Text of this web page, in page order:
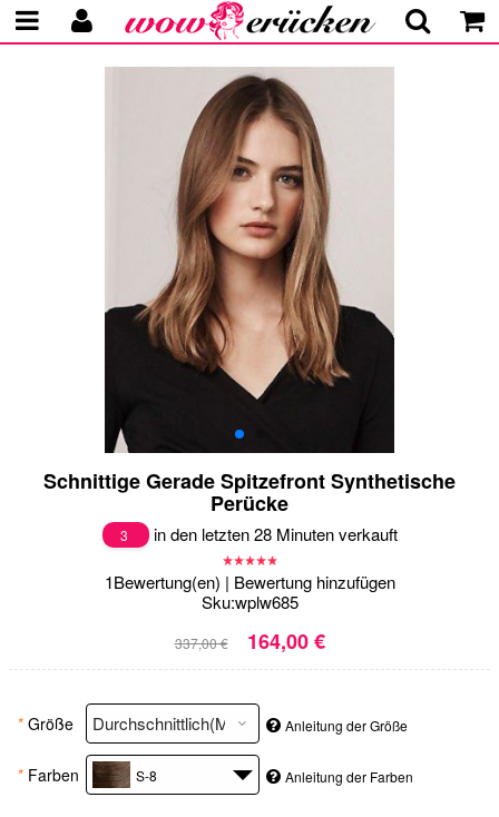
Schnittige Gerade Spitzefront Synthetische
Perücke
3 in den letzten 28 Minuten verkauft
1Bewertung(en) | Bewertung hinzufügen
Sku:wplw685
337,00 € 164,00 €
* Größe Anleitung der Größe
* Farben S-8 Anleitung der Farben